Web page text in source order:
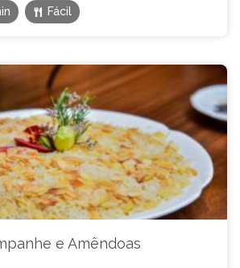
Fácil
e Amêndoas